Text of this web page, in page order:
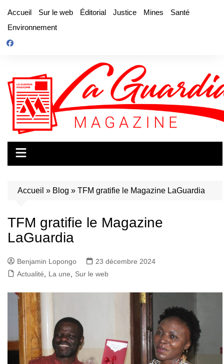
contenu
Accueil Sur le web Éditorial Justice Mines
Santé
Environnement
Accueil » Blog » TFM gratifie le Magazine LaGuardia
TFM gratifie le Magazine
LaGuardia
Benjamin Lopongo
23 décembre 2024
Actualité
La une Sur le web